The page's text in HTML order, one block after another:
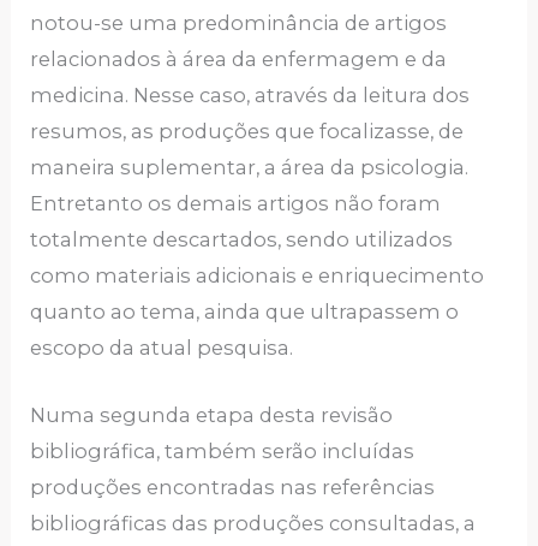
notou-se uma predominância de artigos
relacionados à área da enfermagem e da
medicina. Nesse caso, através da leitura dos
resumos, as produções que focalizasse, de
maneira suplementar, a área da psicologia.
Entretanto os demais artigos não foram
totalmente descartados, sendo utilizados
como materiais adicionais e enriquecimento
quanto ao tema, ainda que ultrapassem o
escopo da atual pesquisa.
Numa segunda etapa desta revisão
bibliográfica, também serão incluídas
produções encontradas nas referências
bibliográficas das produções consultadas, a